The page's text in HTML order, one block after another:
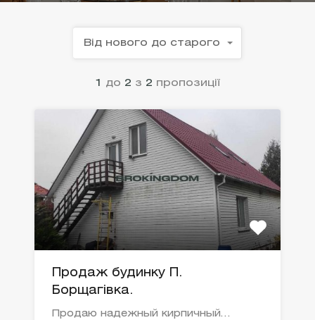
1 до 2 з 2 пропозиції
Від нового до старого
Продаж будинку П.
Борщагівка.
Продаю надежный кирпичный…